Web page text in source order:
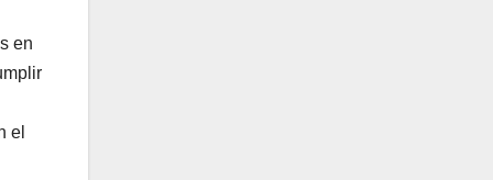
en
el